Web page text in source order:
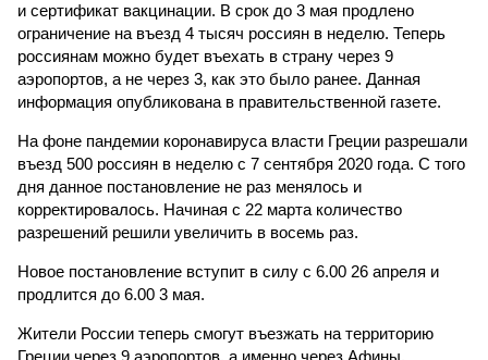
и сертификат вакцинации. В срок до 3 мая продлено
ограничение на въезд 4 тысяч россиян в неделю. Теперь
россиянам можно будет въехать в страну через 9
аэропортов, а не через 3, как это было ранее. Данная
информация опубликована в правительственной газете.
На фоне пандемии коронавируса власти Греции разрешали
въезд 500 россиян в неделю с 7 сентября 2020 года. С того
дня данное постановление не раз менялось и
корректировалось. Начиная с 22 марта количество
разрешений решили увеличить в восемь раз.
Новое постановление вступит в силу с 6.00 26 апреля и
продлится до 6.00 3 мая.
Жители России теперь смогут въезжать на территорию
Греции через 9 аэропортов, а именно через Афины,